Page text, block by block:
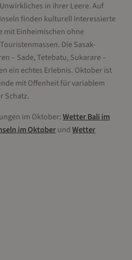
in ihrer Leere. Auf
finden kulturell Interessierte
mit Einheimischen ohne
Die Sasak-
– Sade, Tetebatu, Sukarare –
ein echtes Erlebnis. Oktober ist
mit Offenheit für variablem
Schatz.
im Oktober:WetterBali im
imOktoberundWetter